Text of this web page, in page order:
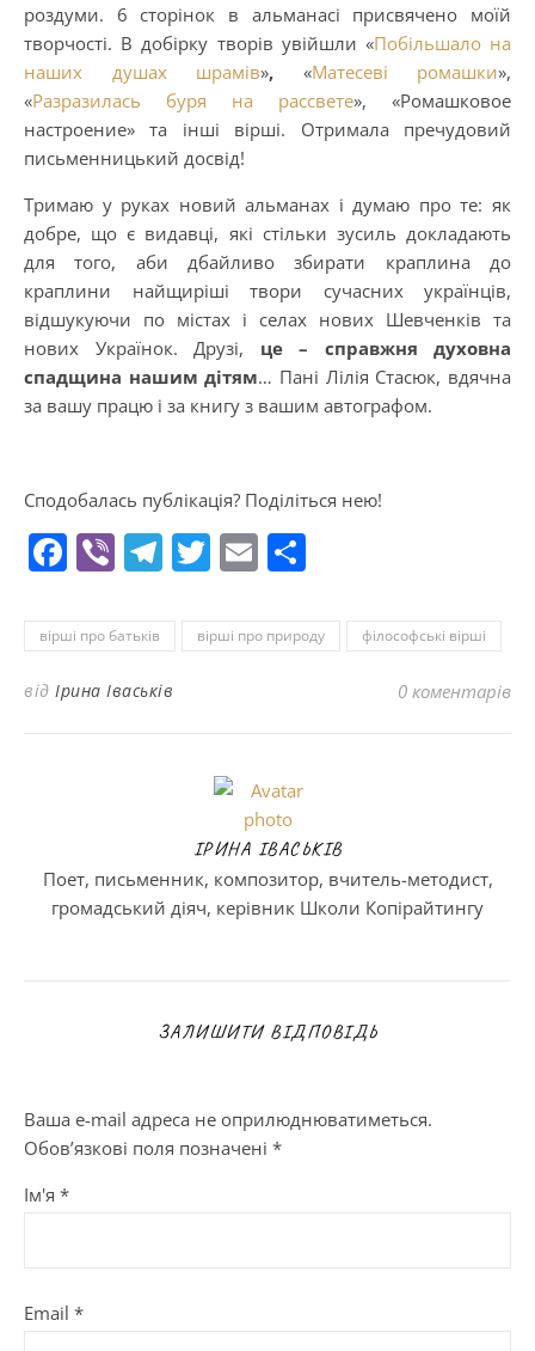
роздуми. 6 сторінок в альманасі присвячено моїй
творчості. В добірку творів увійшли «Побільшало на
наших душах шрамів», «Матесеві ромашки»,
«Разразилась буря на рассвете», «Ромашковое
настроение» та інші вірші. Отримала пречудовий
письменницький досвід!
Тримаю у руках новий альманах і думаю про те: як
добре, що є видавці, які стільки зусиль докладають
для того, аби дбайливо збирати краплина до
краплини найщиріші твори сучасних українців,
відшукуючи по містах і селах нових Шевченків та
нових Українок. Друзі, це – справжня духовна
спадщина нашим дітям… Пані Лілія Стасюк, вдячна
за вашу працю і за книгу з вашим автографом.
Сподобалась публікація? Поділіться нею!
Facebook
ViberTelegram
Twitter
Email
вірші про батьків вірші про природу філософські вірші
від Ірина Іваськів 0 коментарів
ІРИНА ІВАСЬКІВ
Поет, письменник, композитор, вчитель-методист,
громадський діяч, керівник Школи Копірайтингу
ЗАЛИШИТИ ВІДПОВІДЬ
Ваша e-mail адреса не оприлюднюватиметься.
Обов’язкові поля позначені *
Ім'я *
Email *